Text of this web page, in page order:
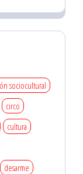
sociocultural
circo
cultura
desarme